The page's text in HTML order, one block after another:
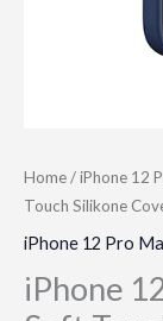
Home/iPhone 12
Touch Silikone
iPhone 12 Pro
iPhone